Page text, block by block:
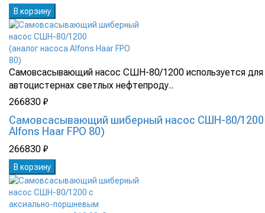
В корзину
Самовсасывающий насос СШН-80/1200 используется для
автоцистернах светлых нефтепроду..
266830 ₽
Самовсасывающий шиберный насос СШН-80/1200
Alfons Haar FPO 80)
266830 ₽
В корзину